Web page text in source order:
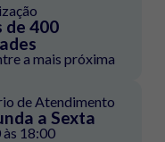
de 400
a mais próxima
de Atendimento
a Sexta
18:00